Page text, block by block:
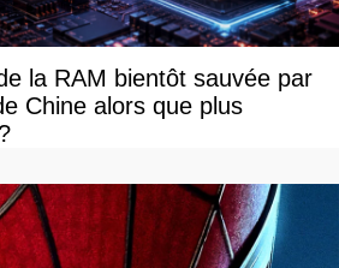
la RAM bientôt sauvée par
Chine alors que plus